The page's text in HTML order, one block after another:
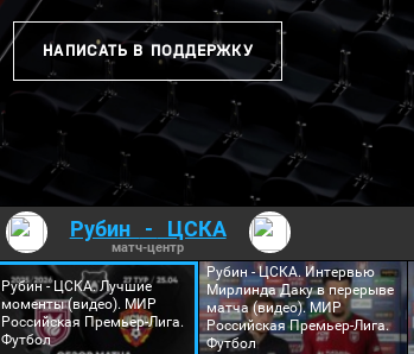
Рубин - ЦСКА
матч-центр
Рубин - ЦСКА. Лучшие
моменты (видео). МИР
Российская Премьер-Лига.
Футбол
Рубин - ЦСКА. Интервью
Мирлинда Даку в перерыве
матча (видео). МИР
Российская Премьер-Лига.
Футбол